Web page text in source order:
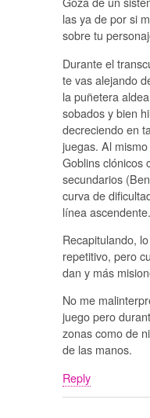
las ya de por si
sobre tu
Durante el
te vas alejando
la puñetera
sobados y bien
decreciendo en
juegas. Al
Goblins clónicos
secundarios
curva de
línea ascendente.
Recapitulando,
repetitivo, pero
dan y más
No me
juego pero
zonas como de
de las manos.
Reply